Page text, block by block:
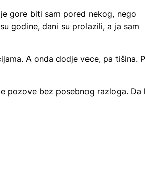
gore biti sam pored nekog, nego
godine, dani su prolazili, a ja sam
A onda dodje vece, pa tišina.
pozove bez posebnog razloga. Da